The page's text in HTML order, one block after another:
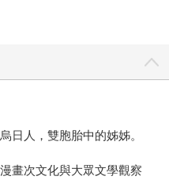
日人，雙胞胎中的姊姊。
畫次文化與大眾文學觀察